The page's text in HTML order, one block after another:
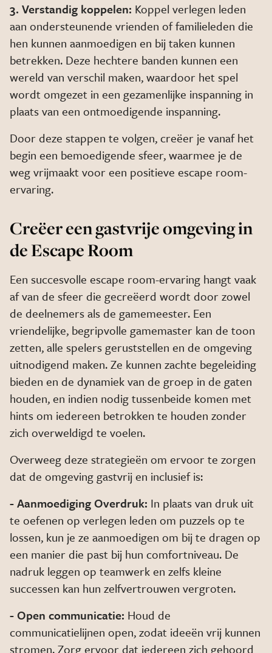
3. Verstandig koppelen: Koppel verlegen leden
aan ondersteunende vrienden of familieleden die
hen kunnen aanmoedigen en bij taken kunnen
betrekken. Deze hechtere banden kunnen een
wereld van verschil maken, waardoor het spel
wordt omgezet in een gezamenlijke inspanning in
plaats van een ontmoedigende inspanning.
Door deze stappen te volgen, creëer je vanaf het
begin een bemoedigende sfeer, waarmee je de
weg vrijmaakt voor een positieve escape room-
ervaring.
Creëer een gastvrije omgeving in
de Escape Room
Een succesvolle escape room-ervaring hangt vaak
af van de sfeer die gecreëerd wordt door zowel
de deelnemers als de gamemeester. Een
vriendelijke, begripvolle gamemaster kan de toon
zetten, alle spelers geruststellen en de omgeving
uitnodigend maken. Ze kunnen zachte begeleiding
bieden en de dynamiek van de groep in de gaten
houden, en indien nodig tussenbeide komen met
hints om iedereen betrokken te houden zonder
zich overweldigd te voelen.
Overweeg deze strategieën om ervoor te zorgen
dat de omgeving gastvrij en inclusief is:
- Aanmoediging Overdruk: In plaats van druk uit
te oefenen op verlegen leden om puzzels op te
lossen, kun je ze aanmoedigen om bij te dragen op
een manier die past bij hun comfortniveau. De
nadruk leggen op teamwerk en zelfs kleine
successen kan hun zelfvertrouwen vergroten.
- Open communicatie: Houd de
communicatielijnen open, zodat ideeën vrij kunnen
stromen. Zorg ervoor dat iedereen zich gehoord